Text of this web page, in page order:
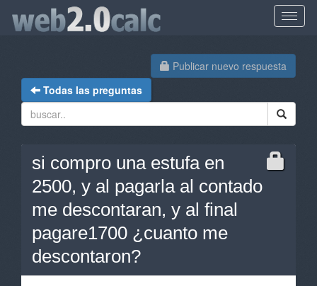
Publicar nuevo respuesta
Todas las preguntas
si compro una estufa en
2500, y al pagarla al contado
me descontaran, y al final
pagare1700 ¿cuanto me
descontaron?